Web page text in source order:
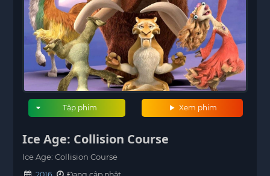
Xem phim
Tập phim
Ice Age: Collision Course
Ice Age: Collision Course